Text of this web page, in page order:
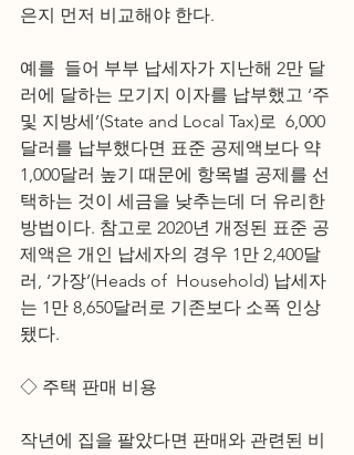
은지 먼저 비교해야 한다.
예를  들어 부부 납세자가 지난해 2만 달
러에 달하는 모기지 이자를 납부했고 ‘주
및 지방세’(State and Local Tax)로  6,000
달러를 납부했다면 표준 공제액보다 약
1,000달러 높기 때문에 항목별 공제를 선
택하는 것이 세금을 낮추는데 더 유리한
방법이다. 참고로 2020년 개정된 표준 공
제액은 개인 납세자의 경우 1만 2,400달
러, ‘가장’(Heads of  Household) 납세자
는 1만 8,650달러로 기존보다 소폭 인상
됐다.
◇ 주택 판매 비용
작년에 집을 팔았다면 판매와 관련된 비